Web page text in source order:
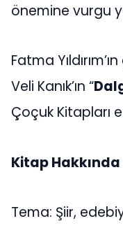
önemine vurgu
Fatma
Veli Kanık’ın “
Çoçuk Kitapları
Kitap Hakkında
Tema: Şiir,